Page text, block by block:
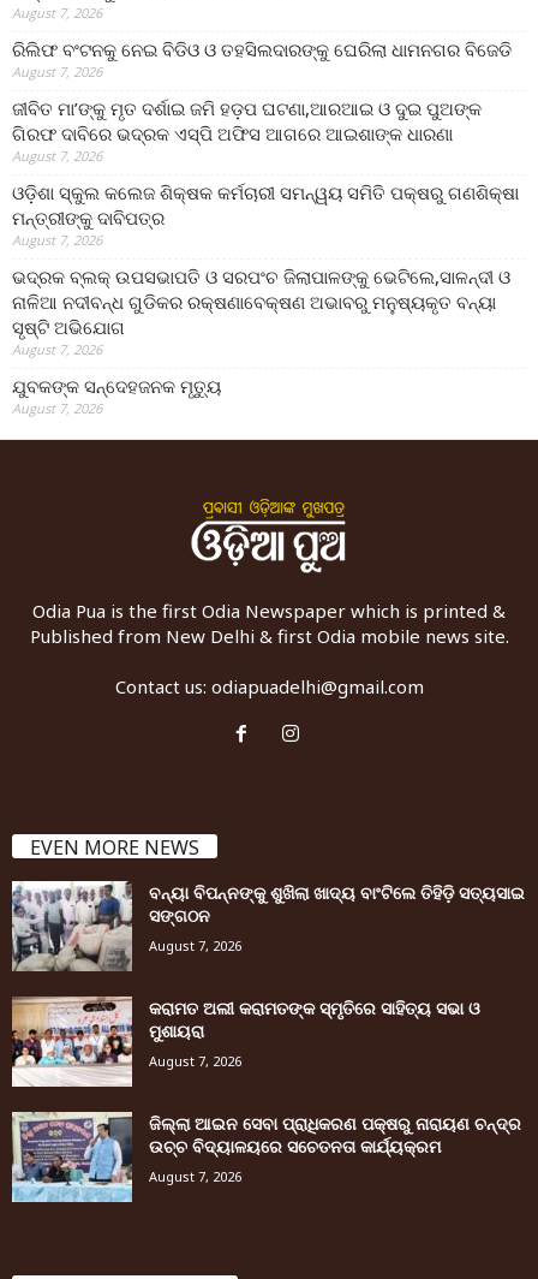
August 7, 2026
ରିଲିଫ ବଂଟନକୁ ନେଇ ବିଡିଓ ଓ ତହସିଲଦାରଙ୍କୁ ଘେରିଲା ଧାମନଗର ବିଜେଡି
August 7, 2026
ଜୀବିତ ମା’ଙ୍କୁ ମୃତ ଦର୍ଶାଇ ଜମି ହଡ଼ପ ଘଟଣା,ଆରଆଇ ଓ ଦୁଇ ପୁଅଙ୍କ
ଗିରଫ ଦାବିରେ ଭଦ୍ରକ ଏସ୍‌ପି ଅଫିସ ଆଗରେ ଆଇଶାଙ୍କ ଧାରଣା
August 7, 2026
ଓଡ଼ିଶା ସ୍କୁଲ କଲେଜ ଶିକ୍ଷକ କର୍ମଚାରୀ ସମନ୍ୱୟ ସମିତି ପକ୍ଷରୁ ଗଣଶିକ୍ଷା
ମନ୍ତ୍ରୀଙ୍କୁ ଦାବିପତ୍ର
August 7, 2026
ଭଦ୍ରକ ବ୍ଲକ୍ ଉପସଭାପତି ଓ ସରପଂଚ ଜିଲାପାଳଙ୍କୁ ଭେଟିଲେ,ସାଳନ୍ଦୀ ଓ
ନାଳିଆ ନଦୀବନ୍ଧ ଗୁଡିକର ରକ୍ଷଣାବେକ୍ଷଣ ଅଭାବରୁ ମନୁଷ୍ୟକୃତ ବନ୍ୟା
ସୃଷ୍ଟି ଅଭିଯୋଗ
August 7, 2026
ଯୁବକଙ୍କ ସନ୍ଦେହଜନକ ମୃତ୍ୟୁ
August 7, 2026
Odia Pua is the first Odia Newspaper which is printed &
Published from New Delhi & first Odia mobile news site.
Contact us: odiapuadelhi@gmail.com
EVEN MORE NEWS
ବନ୍ୟା ବିପନ୍ନଙ୍କୁ ଶୁଖିଲା ଖାଦ୍ୟ ବାଂଟିଲେ ତିହିଡି଼ ସତ୍ୟସାଇ
ସଙ୍ଗଠନ
August 7, 2026
କରାମତ ଅଲୀ କରାମତଙ୍କ ସ୍ମୃତିରେ ସାହିତ୍ୟ ସଭା ଓ
ମୁଶାୟରା
August 7, 2026
ଜିଲ୍ଲା ଆଇନ ସେବା ପ୍ରାଧିକରଣ ପକ୍ଷରୁ ନାରାୟଣ ଚନ୍ଦ୍ର
ଉଚ୍ଚ ବିଦ୍ୟାଳୟରେ ସଚେତନତା କାର୍ଯ୍ୟକ୍ରମ
August 7, 2026